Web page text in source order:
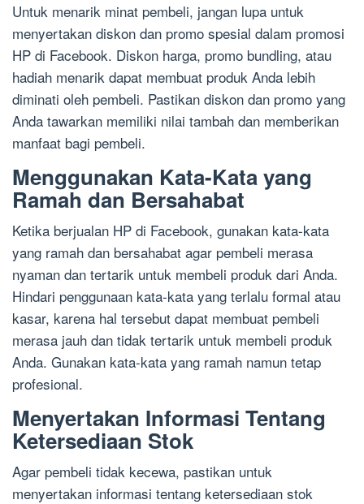
Untuk menarik minat pembeli, jangan lupa untuk
menyertakan diskon dan promo spesial dalam promosi
HP di Facebook. Diskon harga, promo bundling, atau
hadiah menarik dapat membuat produk Anda lebih
diminati oleh pembeli. Pastikan diskon dan promo yang
Anda tawarkan memiliki nilai tambah dan memberikan
manfaat bagi pembeli.
Menggunakan Kata-Kata yang
Ramah dan Bersahabat
Ketika berjualan HP di Facebook, gunakan kata-kata
yang ramah dan bersahabat agar pembeli merasa
nyaman dan tertarik untuk membeli produk dari Anda.
Hindari penggunaan kata-kata yang terlalu formal atau
kasar, karena hal tersebut dapat membuat pembeli
merasa jauh dan tidak tertarik untuk membeli produk
Anda. Gunakan kata-kata yang ramah namun tetap
profesional.
Menyertakan Informasi Tentang
Ketersediaan Stok
Agar pembeli tidak kecewa, pastikan untuk
menyertakan informasi tentang ketersediaan stok